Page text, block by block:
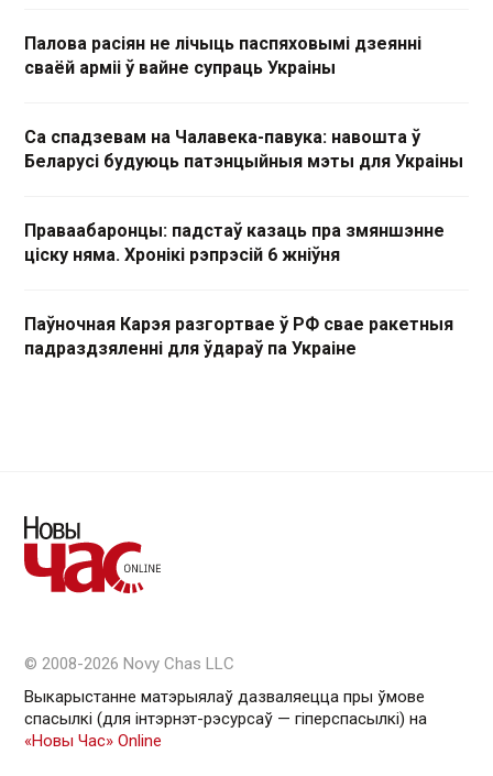
Палова расіян не лічыць паспяховымі дзеянні
сваёй арміі ў вайне супраць Украіны
Са спадзевам на Чалавека-павука: навошта ў
Беларусі будуюць патэнцыйныя мэты для Украіны
Праваабаронцы: падстаў казаць пра змяншэнне
ціску няма. Хронікі рэпрэсій 6 жніўня
Паўночная Карэя разгортвае ў РФ свае ракетныя
падраздзяленні для ўдараў па Украіне
© 2008-2026 Novy Chas LLC
Выкарыстанне матэрыялаў дазваляецца пры ўмове
спасылкі (для інтэрнэт-рэсурсаў — гiперспасылкi) на
«Новы Час» Online